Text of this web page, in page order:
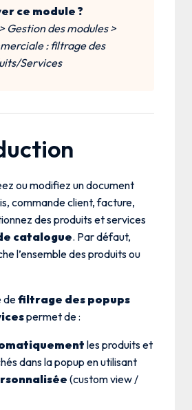
ce module ?
Gestion des modules >
: filtrage des
Services
ou modifiez un document
commande client, facture,
des produits et services
catalogue. Par défaut,
l’ensemble des produits ou
defiltrage des popups
permet de :
les produits et
dans la popup en utilisant
(custom view /